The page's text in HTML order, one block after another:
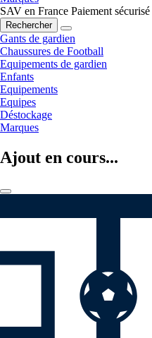
SAV en France Paiement sécurisé
Rechercher
Gants de gardien
Chaussures de Football
Equipements de gardien
Enfants
Equipements
Equipes
Déstockage
Marques
Ajout en cours...